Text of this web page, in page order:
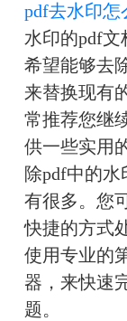
pdf去水印怎
水印的pdf文
希望能够去
来替换现有
常推荐您继
供一些实用
除pdf中的
有很多。您
快捷的方式
使用专业的
器，来快速
题。